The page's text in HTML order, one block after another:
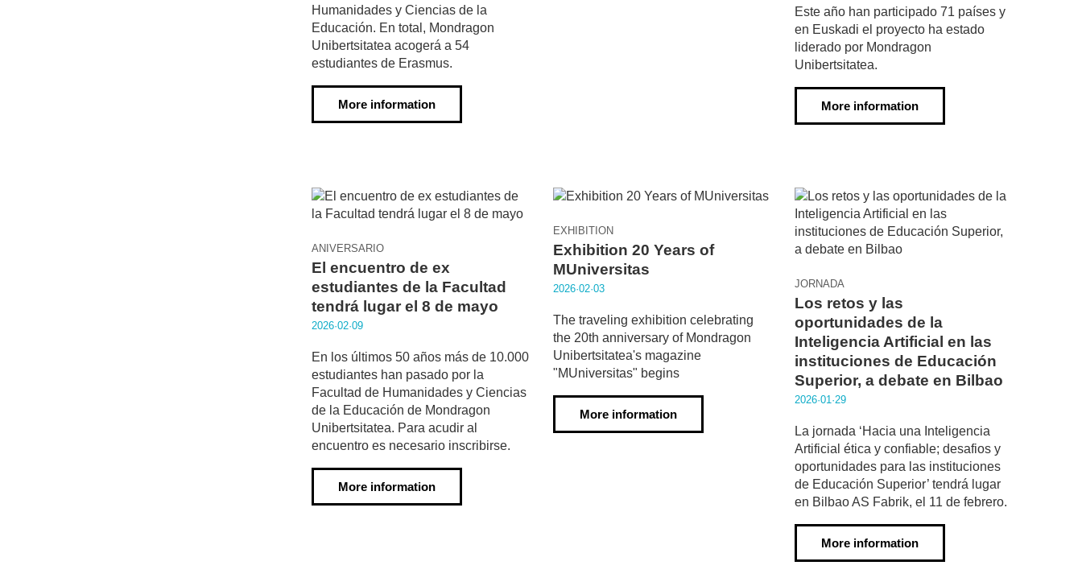
Humanidades y Ciencias de la
Educación. En total, Mondragon
Unibertsitatea acogerá a 54
estudiantes de Erasmus.
More information
Este año han participado 71 países y
en Euskadi el proyecto ha estado
liderado por Mondragon
Unibertsitatea.
More information
ANIVERSARIO
El encuentro de ex
estudiantes de la Facultad
tendrá lugar el 8 de mayo
2026·02·09
En los últimos 50 años más de 10.000
estudiantes han pasado por la
Facultad de Humanidades y Ciencias
de la Educación de Mondragon
Unibertsitatea. Para acudir al
encuentro es necesario inscribirse.
More information
EXHIBITION
Exhibition 20 Years of
MUniversitas
2026·02·03
The traveling exhibition celebrating
the 20th anniversary of Mondragon
Unibertsitatea's magazine
"MUniversitas" begins
More information
JORNADA
Los retos y las
oportunidades de la
Inteligencia Artificial en las
instituciones de Educación
Superior, a debate en Bilbao
2026·01·29
La jornada ‘Hacia una Inteligencia
Artificial ética y confiable; desafios y
oportunidades para las instituciones
de Educación Superior’ tendrá lugar
en Bilbao AS Fabrik, el 11 de febrero.
More information